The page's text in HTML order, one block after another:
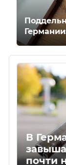
В
почти